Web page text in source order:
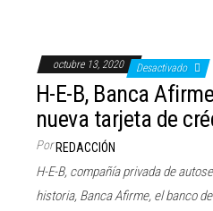
octubre 13, 2020 Desactivado
H-E-B, Banca
nueva tarjeta de
Por REDACCIÓN
H-E-B, compañía privada de
historia, Banca Afirme, el banco